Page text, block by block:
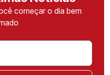
começar o dia bem